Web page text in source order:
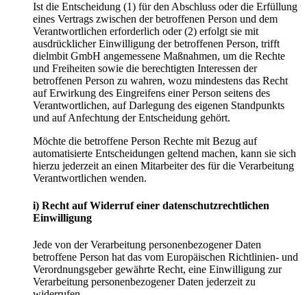
Ist die Entscheidung (1) für den Abschluss oder die Erfüllung
eines Vertrags zwischen der betroffenen Person und dem
Verantwortlichen erforderlich oder (2) erfolgt sie mit
ausdrücklicher Einwilligung der betroffenen Person, trifft
dielmbit GmbH angemessene Maßnahmen, um die Rechte
und Freiheiten sowie die berechtigten Interessen der
betroffenen Person zu wahren, wozu mindestens das Recht
auf Erwirkung des Eingreifens einer Person seitens des
Verantwortlichen, auf Darlegung des eigenen Standpunkts
und auf Anfechtung der Entscheidung gehört.
Möchte die betroffene Person Rechte mit Bezug auf
automatisierte Entscheidungen geltend machen, kann sie sich
hierzu jederzeit an einen Mitarbeiter des für die Verarbeitung
Verantwortlichen wenden.
i) Recht auf Widerruf einer datenschutzrechtlichen
Einwilligung
Jede von der Verarbeitung personenbezogener Daten
betroffene Person hat das vom Europäischen Richtlinien- und
Verordnungsgeber gewährte Recht, eine Einwilligung zur
Verarbeitung personenbezogener Daten jederzeit zu